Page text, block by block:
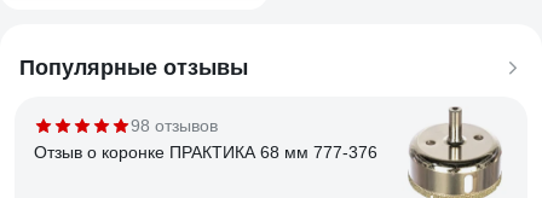
Популярные отзывы
98 отзывов
Отзыв о коронке ПРАКТИКА 68 мм 777-376